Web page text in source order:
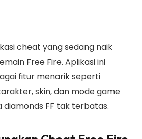
cheat yang sedang naik
Free Fire. Aplikasi ini
fitur menarik seperti
skin, dan mode game
FF tak terbatas.